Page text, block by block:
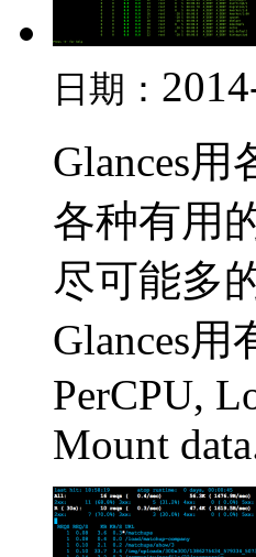
日期：
Glances
各种有用
尽可能多
Glances
PerCPU,
Mount